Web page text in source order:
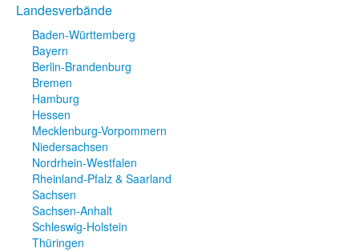
Landesverbände
Baden-Württemberg
Bayern
Berlin-Brandenburg
Bremen
Hamburg
Hessen
Mecklenburg-Vorpommern
Niedersachsen
Nordrhein-Westfalen
Rheinland-Pfalz & Saarland
Sachsen
Sachsen-Anhalt
Schleswig-Holstein
Thüringen